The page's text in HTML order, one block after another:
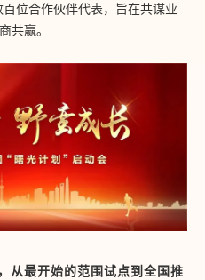
位合作伙伴代表，旨在共谋业
共赢。
从最开始的范围试点到全国推